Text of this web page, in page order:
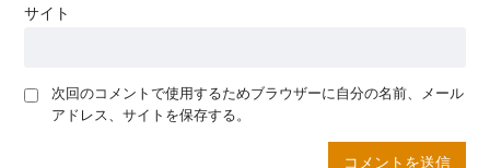
サイト
次回のコメントで使用するためブラウザーに自分の名前、メール
アドレス、サイトを保存する。